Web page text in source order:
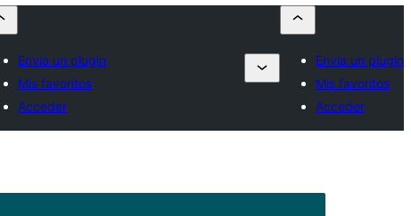
Envía un plugin
Mis favoritos
Acceder
Envía un plugin
Mis favoritos
Acceder